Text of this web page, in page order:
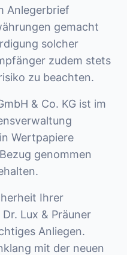
Anlegerbrief
gemacht
solcher
zudem stets
zu beachten.
& Co. KG ist im
Wertpapiere
genommen
Ihrer
Lux & Präuner
Anliegen.
mit der neuen